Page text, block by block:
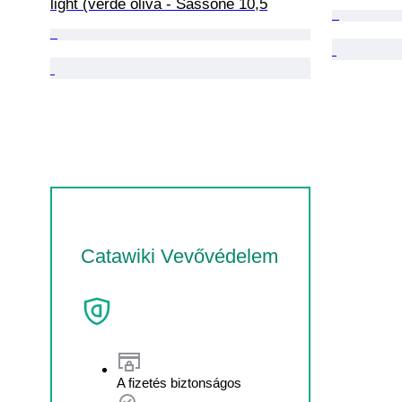
light (verde oliva - Sassone 10,5
Catawiki Vevővédelem
A fizetés biztonságos